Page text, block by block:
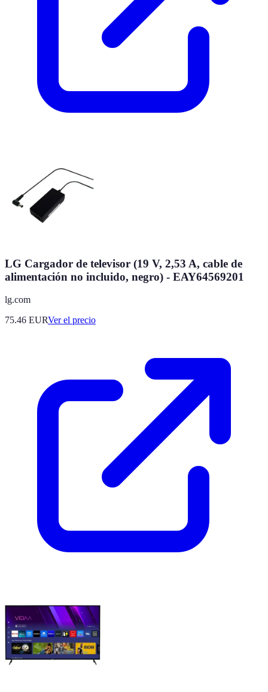
LG Cargador de televisor (19 V, 2,53 A, cable de
alimentación no incluido, negro) - EAY64569201
lg.com
75.46 EURVer el precio